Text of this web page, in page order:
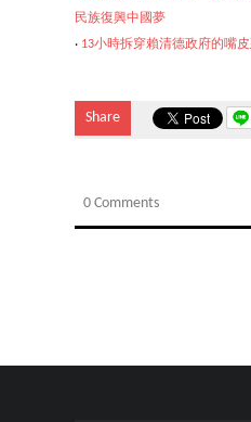
民族復興中國夢
‧ 13小時拆穿賴清德政府的嘴
Share
0 Comments